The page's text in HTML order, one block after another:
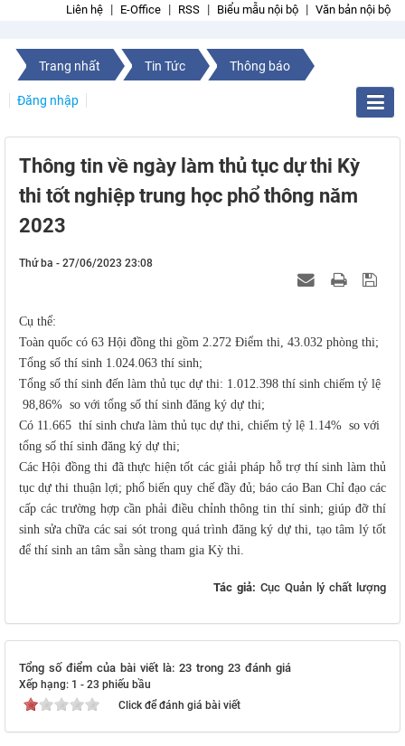
Liên hệ E-Office RSS Biểu mẫu nội bộ Văn bản nội bộ
Trang nhất Tin Tức Thông báo
Đăng nhập
Thông tin về ngày làm thủ tục dự thi Kỳ
thi tốt nghiệp trung học phổ thông năm
2023
Thứ ba - 27/06/2023 23:08
Cụ thể:
Toàn quốc có 63 Hội đồng thi gồm 2.272 Điểm thi, 43.032 phòng thi;
Tổng số thí sinh 1.024.063 thí sinh;
Tổng số thí sinh đến làm thủ tục dự thi: 1.012.398 thí sinh chiếm tỷ lệ
98,86% so với tổng số thí sinh đăng ký dự thi;
Có 11.665 thí sinh chưa làm thủ tục dự thi, chiếm tỷ lệ 1.14% so với
tổng số thí sinh đăng ký dự thi;
Các Hội đồng thi đã thực hiện tốt các giải pháp hỗ trợ thí sinh làm thủ
tục dự thi thuận lợi; phổ biến quy chế đầy đủ; báo cáo Ban Chỉ đạo các
cấp các trường hợp cần phải điều chỉnh thông tin thí sinh; giúp đỡ thí
sinh sửa chữa các sai sót trong quá trình đăng ký dự thi, tạo tâm lý tốt
để thí sinh an tâm sẵn sàng tham gia Kỳ thi.
Tác giả: Cục Quản lý chất lượng
Tổng số điểm của bài viết là: 23 trong 23 đánh giá
Xếp hạng: 1 - 23 phiếu bầu
Click để đánh giá bài viết